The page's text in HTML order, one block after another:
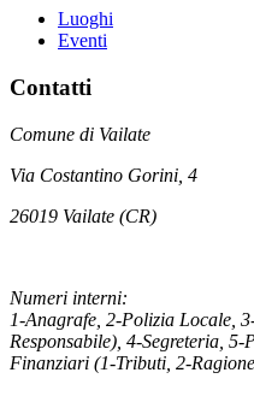
Luoghi
Eventi
Contatti
Comune di Vailate
Via Costantino Gorini, 4
26019 Vailate (CR)
Numeri interni:
1-Anagrafe, 2-Polizia Locale,
Responsabile), 4-Segreteria,
Finanziari (1-Tributi, 2-